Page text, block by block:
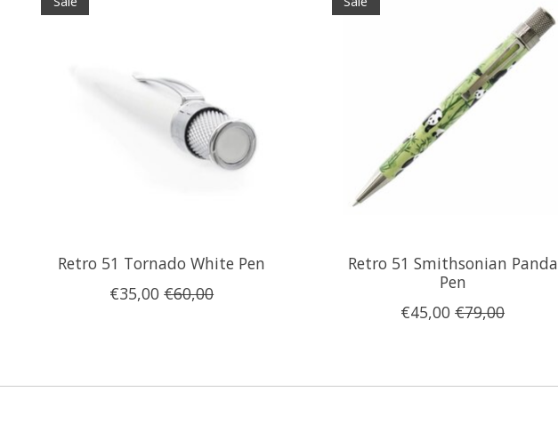
Retro 51 Tornado White Pen
€35,00 €60,00
Retro 51 Smithsonian Panda
Pen
€45,00 €79,00